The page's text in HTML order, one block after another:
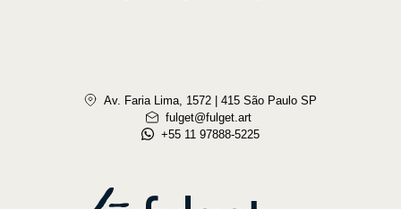
Av. Faria Lima, 1572 | 415 São Paulo SP
fulget@fulget.art
+55 11 97888-5225